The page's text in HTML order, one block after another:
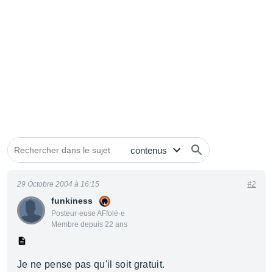
funkiness
Posteur·euse AFfolé·e
Membre depuis 22 ans
29 Octobre 2004 à 16:15 #2
Je ne pense pas qu'il soit gratuit.